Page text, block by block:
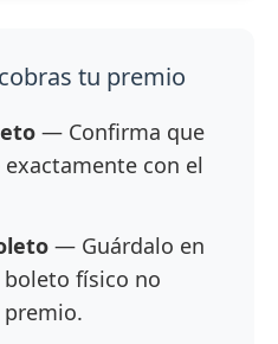
tu premio
— Confirma que
con el
— Guárdalo en
boleto físico no
premio.